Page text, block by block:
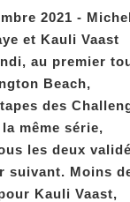
2021 - Michel
et Kauli Vaast
au premier
Beach,
des
même série,
les deux validé
suivant. Moins
Kauli Vaast,